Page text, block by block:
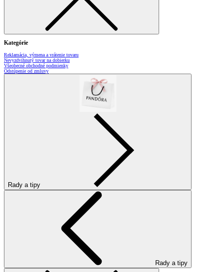
Kategórie
Reklamácia, výmena a vrátenie tovaru
Nevyzdvihnutý tovar na dobierku
Všeobecné obchodné podmienky
Odstúpenie od zmluvy
Rady a tipy
Rady a tipy